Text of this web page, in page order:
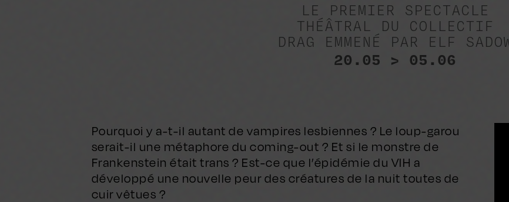
LE PREMIER SPECTACLE
THÉÂTRAL DU COLLECTIF
DRAG EMMENÉ PAR ELF
20.05 > 05.06
Pourquoi y a-t-il autant de vampires lesbiennes ? Le loup-garou
serait-il une métaphore du coming-out ? Et si le monstre de
Frankenstein était trans ? Est-ce que l’épidémie du VIH a
développé une nouvelle peur des créatures de la nuit toutes de
cuir vêtues ?